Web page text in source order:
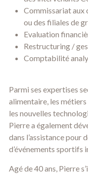
Commissariat aux
ou des filiales de
Evaluation
Restructuring /
Comptabilité
Parmi ses expertises
alimentaire, les
les nouvelles
Pierre a également
dans l’assistance pour
d’événements sportifs
Agé de 40 ans, Pierre